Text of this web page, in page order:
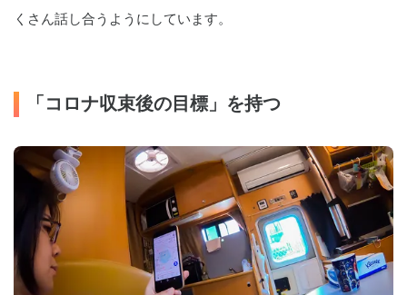
くさん話し合うようにしています。
「コロナ収束後の目標」を持つ